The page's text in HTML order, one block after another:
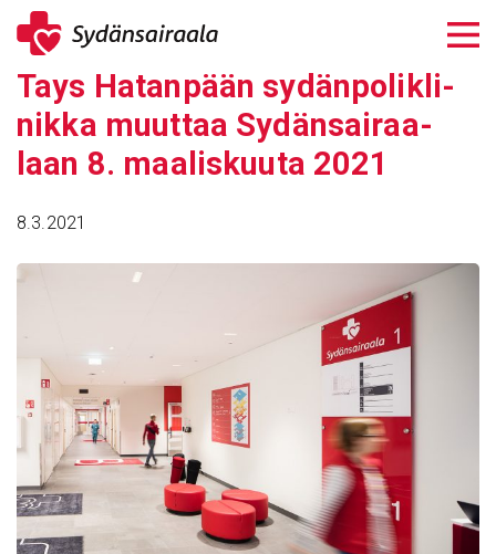
Siirry
sisältöön
Tays Hatan­pään sydän­po­likli­
nikka muuttaa Sydän­sai­raa­
laan 8. maalis­kuuta 2021
8.3.2021